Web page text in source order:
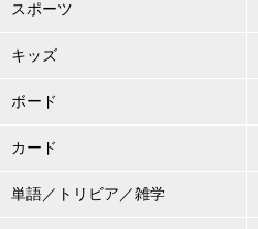
スポーツ
キッズ
ボード
カード
単語／トリビア／雑学